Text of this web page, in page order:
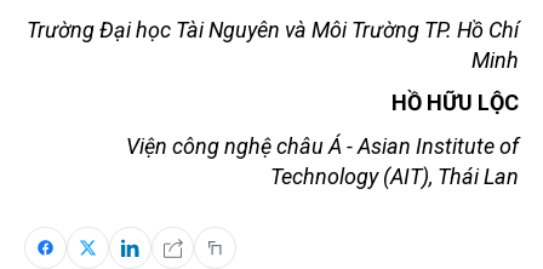
Trường Đại học Tài Nguyên và Môi Trường TP. Hồ Chí
Minh
HỒ HỮU LỘC
Viện công nghệ châu Á - Asian Institute of
Technology (AIT), Thái Lan